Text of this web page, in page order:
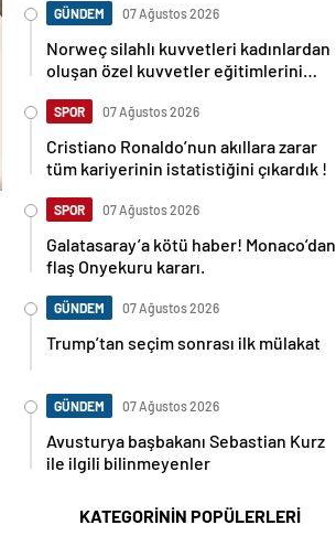
GÜNDEM 07 Ağustos 2026
Norweç silahlı kuvvetleri kadınlardan
oluşan özel kuvvetler eğitimlerini
SPOR 07 Ağustos 2026
Cristiano Ronaldo’nun akıllara zarar
tüm kariyerinin istatistiğini çıkardık !
SPOR 07 Ağustos 2026
Galatasaray’a kötü haber! Monaco’dan
flaş Onyekuru kararı.
GÜNDEM 07 Ağustos 2026
Trump’tan seçim sonrası ilk mülakat
GÜNDEM 07 Ağustos 2026
Avusturya başbakanı Sebastian Kurz
ile ilgili bilinmeyenler
KATEGORİNİN POPÜLERLERİ